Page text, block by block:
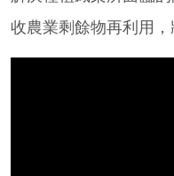
收農業剩餘物再利用